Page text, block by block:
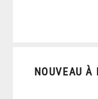
NOUVEAU À